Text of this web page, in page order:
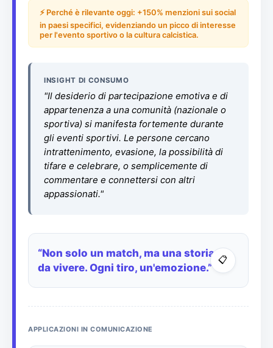
⚡ Perché è rilevante oggi: +150% menzioni sui social
in paesi specifici, evidenziando un picco di interesse
per l'evento sportivo o la cultura calcistica.
INSIGHT DI CONSUMO
"Il desiderio di partecipazione emotiva e di
appartenenza a una comunità (nazionale o
sportiva) si manifesta fortemente durante
gli eventi sportivi. Le persone cercano
intrattenimento, evasione, la possibilità di
tifare e celebrare, o semplicemente di
commentare e connettersi con altri
appassionati."
“Non solo un match, ma una storia
da vivere. Ogni tiro, un'emozione.”
📋
APPLICAZIONI IN COMUNICAZIONE